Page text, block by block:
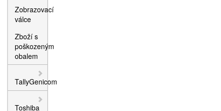
Zobrazovací
válce
Zboží s
poškozeným
obalem
TallyGenicom
Toshiba